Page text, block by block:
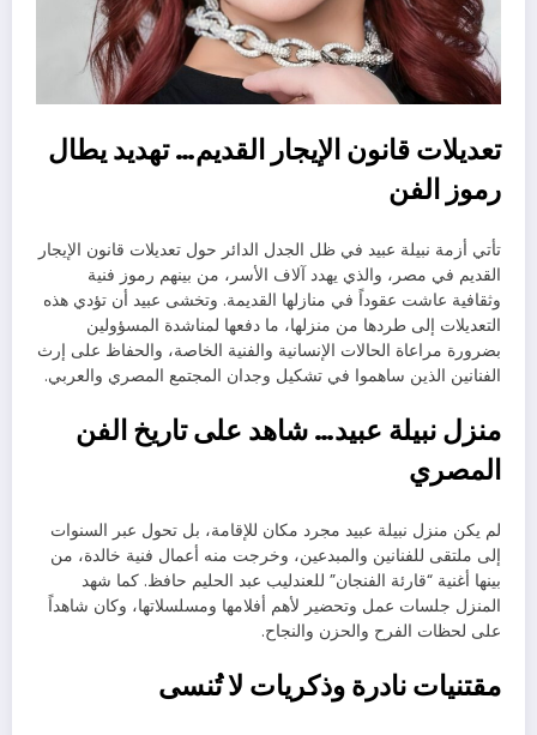
تعديلات قانون الإيجار القديم… تهديد يطال
رموز الفن
تأتي أزمة نبيلة عبيد في ظل الجدل الدائر حول تعديلات قانون الإيجار
القديم في مصر، والذي يهدد آلاف الأسر، من بينهم رموز فنية
وثقافية عاشت عقوداً في منازلها القديمة. وتخشى عبيد أن تؤدي هذه
التعديلات إلى طردها من منزلها، ما دفعها لمناشدة المسؤولين
بضرورة مراعاة الحالات الإنسانية والفنية الخاصة، والحفاظ على إرث
الفنانين الذين ساهموا في تشكيل وجدان المجتمع المصري والعربي.
منزل نبيلة عبيد… شاهد على تاريخ الفن
المصري
لم يكن منزل نبيلة عبيد مجرد مكان للإقامة، بل تحول عبر السنوات
إلى ملتقى للفنانين والمبدعين، وخرجت منه أعمال فنية خالدة، من
بينها أغنية “قارئة الفنجان” للعندليب عبد الحليم حافظ. كما شهد
المنزل جلسات عمل وتحضير لأهم أفلامها ومسلسلاتها، وكان شاهداً
على لحظات الفرح والحزن والنجاح.
مقتنيات نادرة وذكريات لا تُنسى